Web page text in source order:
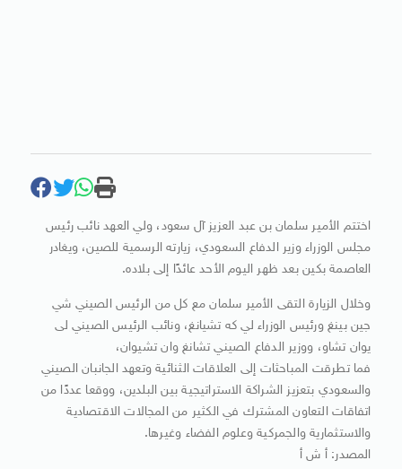
اختتم الأمير سلمان بن عبد العزيز آل سعود، ولي العهد نائب رئيس
مجلس الوزراء وزير الدفاع السعودي، زيارته الرسمية للصين، ويغادر
العاصمة بكين بعد ظهر اليوم الأحد عائدًا إلى بلاده.
وخلال الزيارة التقى الأمير سلمان مع كل من الرئيس الصيني شي
جين بينغ ورئيس الوزراء لي كه تشيانغ، ونائب الرئيس الصيني لى
يوان تشاو، ووزير الدفاع الصيني تشانغ وان تشيوان،
فما تطرقت المباحثات إلى العلاقات الثنائية وتعهد الجانبان الصيني
والسعودي بتعزيز الشراكة الاستراتيجية بين البلدين، ووقعا عددًا من
اتفاقات التعاون المشترك في الكثير من المجالات الاقتصادية
والاستثمارية والجمركية وعلوم الفضاء وغيرها.
المصدر: أ ش أ